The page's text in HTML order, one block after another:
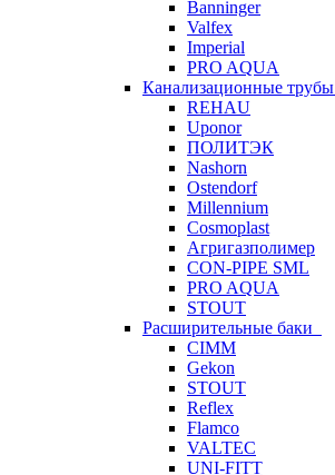
Banninger
Valfex
Imperial
PRO AQUA
Канализационные трубы
REHAU
Uponor
ПОЛИТЭК
Nashorn
Ostendorf
Millennium
Cosmoplast
Агригазполимер
CON-PIPE SML
PRO AQUA
STOUT
Расширительные баки
CIMM
Gekon
STOUT
Reflex
Flamco
VALTEC
UNI-FITT